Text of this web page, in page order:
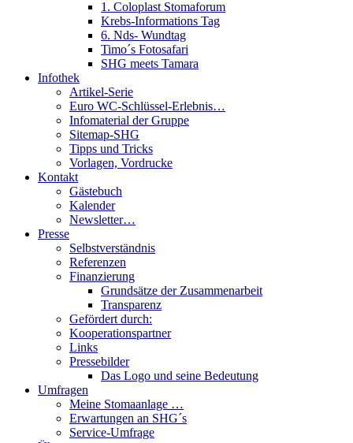
1. Coloplast Stomaforum
Krebs-Informations Tag
6. Nds- Wundtag
Timo´s Fotosafari
SHG meets Tamara
Infothek
Artikel-Serie
Euro WC-Schlüssel-Erlebnis…
Infomaterial der Gruppe
Sitemap-SHG
Tipps und Tricks
Vorlagen, Vordrucke
Kontakt
Gästebuch
Kalender
Newsletter…
Presse
Selbstverständnis
Referenzen
Finanzierung
Grundsätze der Zusammenarbeit
Transparenz
Gefördert durch:
Kooperationspartner
Links
Pressebilder
Das Logo und seine Bedeutung
Umfragen
Meine Stomaanlage …
Erwartungen an SHG´s
Service-Umfrage